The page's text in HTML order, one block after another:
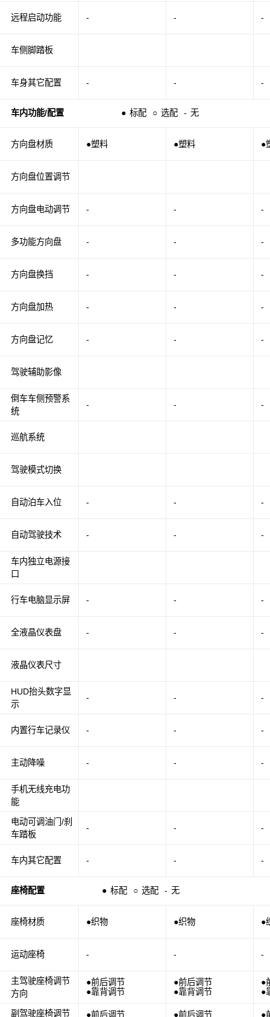
远程启动功能
车侧脚踏板
车身其它配置
车内功能/配置 ● 标配 ○ 选配 - 无
方向盘材质
方向盘位置调节
方向盘电动调节
多功能方向盘
方向盘换挡
方向盘加热
方向盘记忆
驾驶辅助影像
倒车车侧预警系
统
巡航系统
驾驶模式切换
自动泊车入位
自动驾驶技术
车内独立电源接
口
行车电脑显示屏
全液晶仪表盘
液晶仪表尺寸
HUD抬头数字显
示
内置行车记录仪
主动降噪
手机无线充电功
能
电动可调油门/刹
车踏板
车内其它配置
座椅配置 ● 标配 ○ 选配 - 无
座椅材质
运动座椅
主驾驶座椅调节
方向
副驾驶座椅调节
- - -
- - -
●塑料 ●塑料 ●
- - -
- - -
- - -
- - -
- - -
- - -
- - -
- - -
- - -
- - -
- - -
- - -
- - -
- - -
- - -
●织物 ●织物 ●
- - -
●前后调节
●靠背调节
●前后调节
●靠背调节
●
●
●前后调节 ●前后调节 ●